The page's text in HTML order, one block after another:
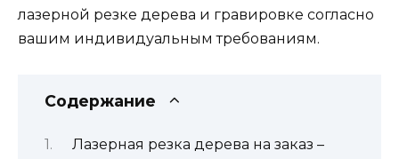
лазерной резке дерева и гравировке согласно
вашим индивидуальным требованиям.
Содержание
Лазерная резка дерева на заказ –